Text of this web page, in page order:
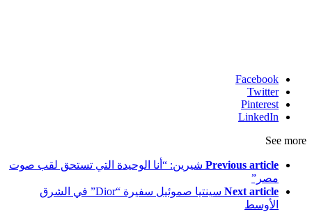
Facebook
Twitter
Pinterest
LinkedIn
See more
Previous article شيرين: “أنا الوحيدة التي تستحق لقب صوت
مصر”
Next article
سينتيا صموئيل سفيرة “Dior” في الشرق
الأوسط